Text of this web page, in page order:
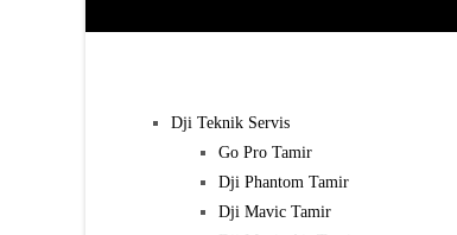
Dji Teknik Servis
Go Pro Tamir
Dji Phantom Tamir
Dji Mavic Tamir